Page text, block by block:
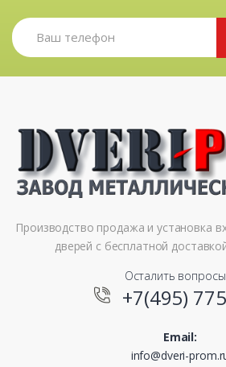
Производство продажа и установка
дверей с бесплатной
Осталить
+7(495)
Email:
info@dveri-